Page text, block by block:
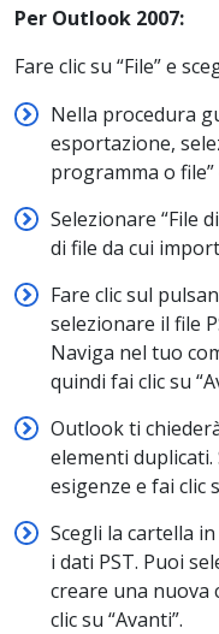
Per Outlook 2007:
Fare clic su “File” e
Nella procedura
esportazione,
programma o file”
Selezionare “File
di file da cui
Fare clic sul
selezionare il file
Naviga nel tuo
quindi fai clic su
Outlook ti
elementi duplicati.
esigenze e fai clic
Scegli la cartella
i dati PST. Puoi
creare una nuova
clic su “Avanti”.